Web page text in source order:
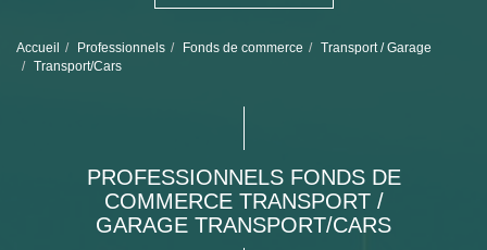
Accueil Professionnels Fonds de commerce
Transport / Garage
Transport/Cars
PROFESSIONNELS FONDS DE
COMMERCE TRANSPORT /
GARAGE TRANSPORT/CARS